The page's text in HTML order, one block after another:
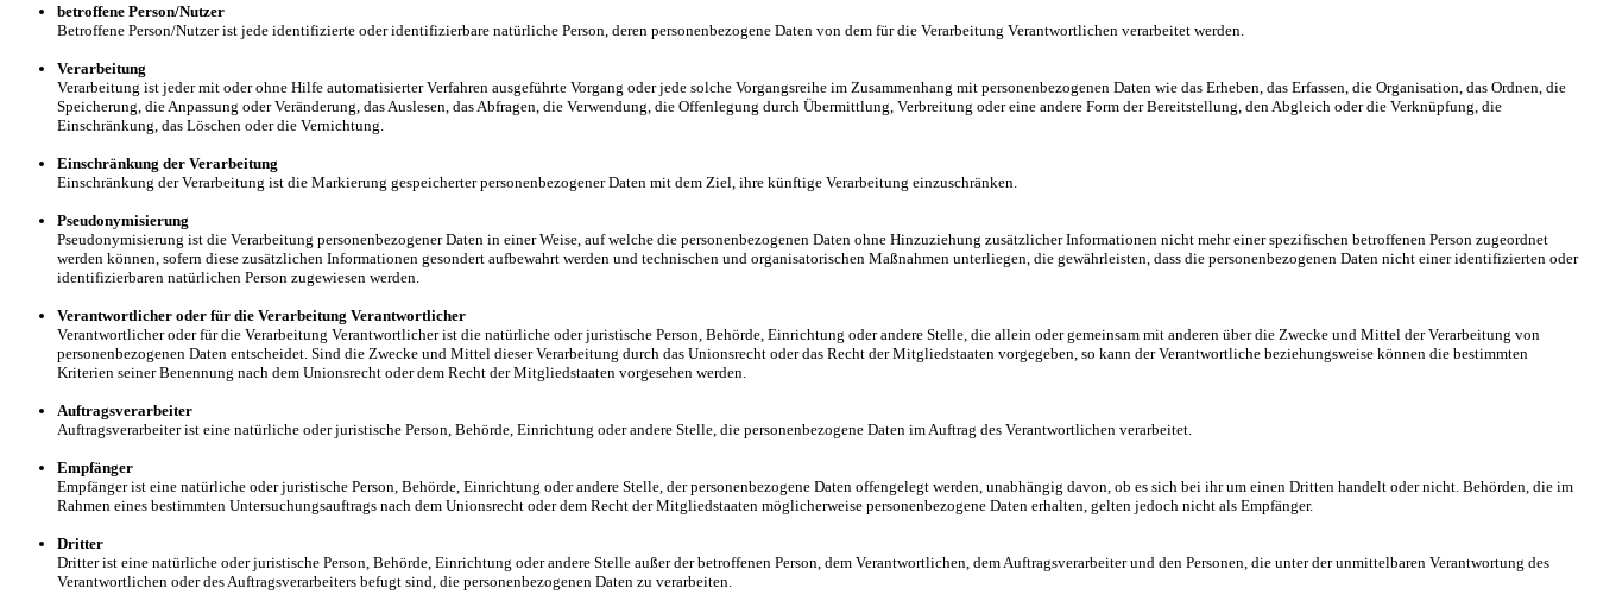
betroffene Person/Nutzer
Betroffene Person/Nutzer ist jede identifizierte oder identifizierbare natürliche Person, deren personenbezogene Daten von dem für die Verarbeitung Verantwortlichen verarbeitet werden.
Verarbeitung
Verarbeitung ist jeder mit oder ohne Hilfe automatisierter Verfahren ausgeführte Vorgang oder jede solche Vorgangsreihe im Zusammenhang mit personenbezogenen Daten wie das Erheben, das Erfassen, die Organisation, das Ordnen, die
Speicherung, die Anpassung oder Veränderung, das Auslesen, das Abfragen, die Verwendung, die Offenlegung durch Übermittlung, Verbreitung oder eine andere Form der Bereitstellung, den Abgleich oder die Verknüpfung, die
Einschränkung, das Löschen oder die Vernichtung.
Einschränkung der Verarbeitung
Einschränkung der Verarbeitung ist die Markierung gespeicherter personenbezogener Daten mit dem Ziel, ihre künftige Verarbeitung einzuschränken.
Pseudonymisierung
Pseudonymisierung ist die Verarbeitung personenbezogener Daten in einer Weise, auf welche die personenbezogenen Daten ohne Hinzuziehung zusätzlicher Informationen nicht mehr einer spezifischen betroffenen Person zugeordnet
werden können, sofern diese zusätzlichen Informationen gesondert aufbewahrt werden und technischen und organisatorischen Maßnahmen unterliegen, die gewährleisten, dass die personenbezogenen Daten nicht einer identifizierten oder
identifizierbaren natürlichen Person zugewiesen werden.
Verantwortlicher oder für die Verarbeitung Verantwortlicher
Verantwortlicher oder für die Verarbeitung Verantwortlicher ist die natürliche oder juristische Person, Behörde, Einrichtung oder andere Stelle, die allein oder gemeinsam mit anderen über die Zwecke und Mittel der Verarbeitung von
personenbezogenen Daten entscheidet. Sind die Zwecke und Mittel dieser Verarbeitung durch das Unionsrecht oder das Recht der Mitgliedstaaten vorgegeben, so kann der Verantwortliche beziehungsweise können die bestimmten
Kriterien seiner Benennung nach dem Unionsrecht oder dem Recht der Mitgliedstaaten vorgesehen werden.
Auftragsverarbeiter
Auftragsverarbeiter ist eine natürliche oder juristische Person, Behörde, Einrichtung oder andere Stelle, die personenbezogene Daten im Auftrag des Verantwortlichen verarbeitet.
Empfänger
Empfänger ist eine natürliche oder juristische Person, Behörde, Einrichtung oder andere Stelle, der personenbezogene Daten offengelegt werden, unabhängig davon, ob es sich bei ihr um einen Dritten handelt oder nicht. Behörden, die im
Rahmen eines bestimmten Untersuchungsauftrags nach dem Unionsrecht oder dem Recht der Mitgliedstaaten möglicherweise personenbezogene Daten erhalten, gelten jedoch nicht als Empfänger.
Dritter
Dritter ist eine natürliche oder juristische Person, Behörde, Einrichtung oder andere Stelle außer der betroffenen Person, dem Verantwortlichen, dem Auftragsverarbeiter und den Personen, die unter der unmittelbaren Verantwortung des
Verantwortlichen oder des Auftragsverarbeiters befugt sind, die personenbezogenen Daten zu verarbeiten.